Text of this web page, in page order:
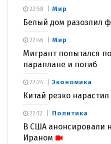
Мир
Белый дом разозлил
22:58
Мир
Мигрант попытался
параплане и погиб
22:46
Экономика
Китай резко
22:24
Политика
В США анонсировали
Ираном
22:12